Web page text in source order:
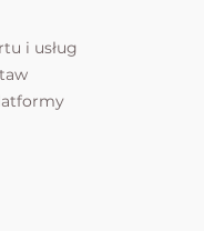
i usług